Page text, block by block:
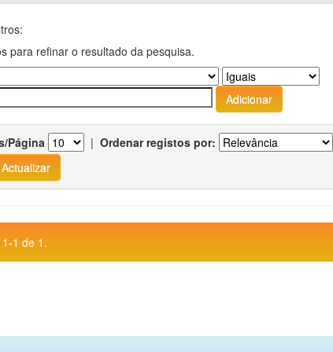
para refinar o resultado da pesquisa.
Página | Ordenar registos por:
1 de 1.